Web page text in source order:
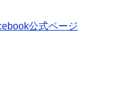
公式ページ